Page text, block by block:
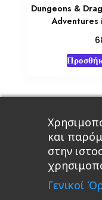
Dungeons &
Adventures
Κεντρική
και
στην
Γενικοί